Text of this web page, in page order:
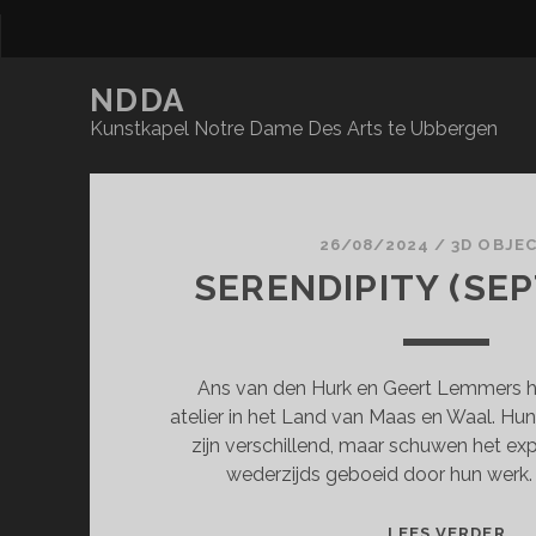
NDDA
Kunstkapel Notre Dame Des Arts te Ubbergen
26/08/2024 / 3D
SERENDIPITY
Ans van den Hurk en Geert Lemmers
atelier in het Land van Maas en Waal.
zijn verschillend, maar schuwen het
wederzijds geboeid door hun